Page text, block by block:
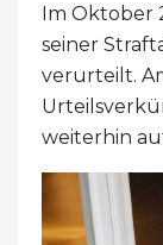
Im Oktober
seiner
verurteilt.
weiterhin